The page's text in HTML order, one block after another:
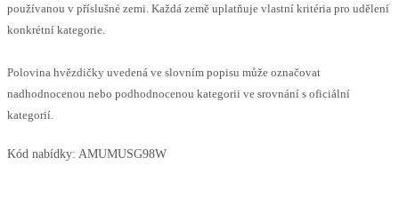
používanou v příslušné zemi. Každá země uplatňuje vlastní kritéria pro udělení
konkrétní kategorie.
Polovina hvězdičky uvedená ve slovním popisu může označovat
nadhodnocenou nebo podhodnocenou kategorii ve srovnání s oficiální
kategorií.
Kód nabídky: AMUMUSG98W